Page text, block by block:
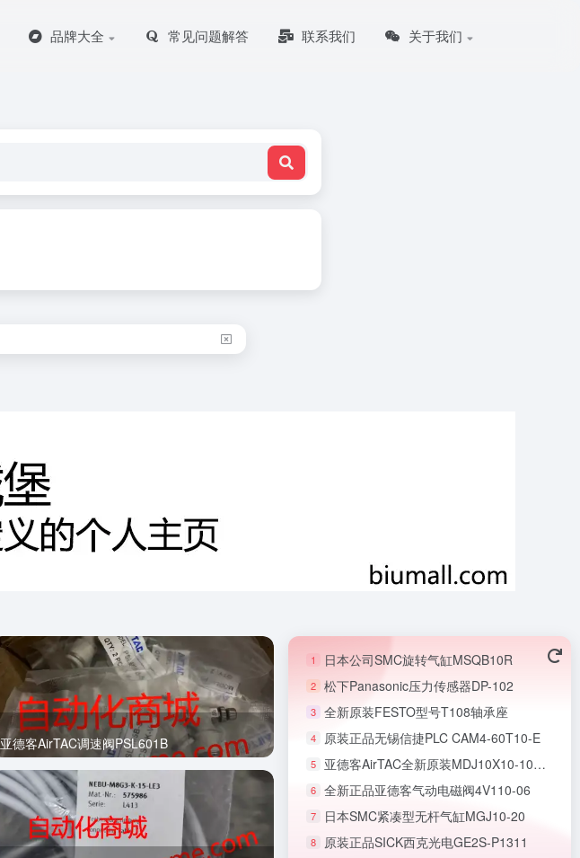
品牌大全 常见问题解答 联系我们 关于我们
亚德客AirTAC调速阀PSL601B
1 日本公司SMC旋转气缸MSQB10R
2 松下Panasonic压力传感器DP-102
3 全新原装FESTO型号T108轴承座
4 原装正品无锡信捷PLC CAM4-60T10-E
5 亚德客AirTAC全新原装MDJ10X10-10S微型无杆气缸
6 全新正品亚德客气动电磁阀4V110-06
7 日本SMC紧凑型无杆气缸MGJ10-20
8 原装正品SICK西克光电GE2S-P1311